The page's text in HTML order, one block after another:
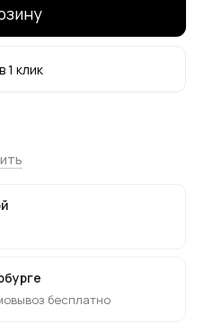
1 клик
бесплатно